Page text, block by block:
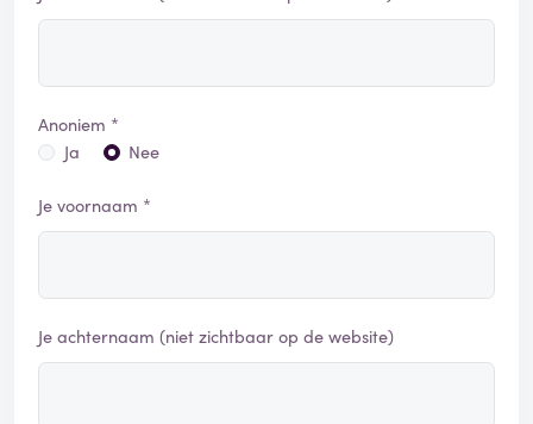
Anoniem *
Ja
Nee
Je voornaam *
Je achternaam (niet zichtbaar op de website)